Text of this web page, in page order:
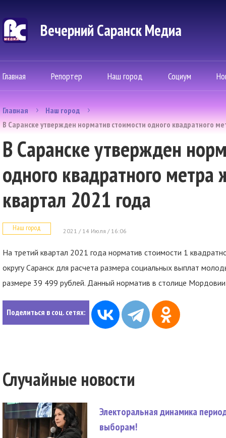
Вечерний Саранск Mедиа
Главная Репортер Наш город Социум
Главная
Наш город
В Саранске утвержден норматив стоимости одного квадратного
В Саранске утвержден
одного квадратного метра
квартал 2021 года
Наш город 2021 / 14 Июля / 16:06
На третий квартал 2021 года норматив стоимости 1
округу Саранск для расчета размера социальных выплат
размере 39 499 рублей. Данный норматив в столице
Поделиться в соц. сетях:
Случайные новости
Электоральная динамика
выборам!